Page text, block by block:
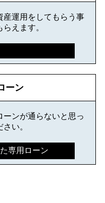
産運用をしてもらう事
えます。
ーン
ンが通らないと思っ
い。
専用ローン